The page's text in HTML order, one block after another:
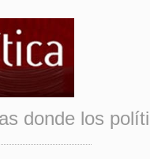
donde los